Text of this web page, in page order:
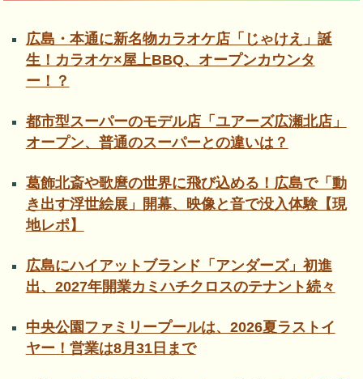
広島・本通に新名物カラオケ店「じゃけえ」誕
生！カラオケ×屋上BBQ、オープンカウンタ
ー！？
都市型スーパーのモデル店「ユアーズ広瀬北店」
オープン、普通のスーパーとの違いは？
葛飾北斎や歌麿の世界に飛び込める！広島で「動
き出す浮世絵展」開幕、映像と音で没入体験【現
地レポ】
広島にハイアットブランド「アンダーズ」初進
出、2027年開業カミハチクロスのテナント続々
中央公園ファミリープールは、2026夏ラストイ
ヤー！営業は8月31日まで